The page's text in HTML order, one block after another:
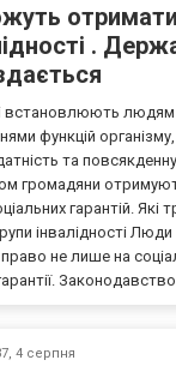
.
встановлюють людям
функцій
та повсякденну
громадяни
гарантій. Які
інвалідності
не лише на
Законодавство
4 серпня